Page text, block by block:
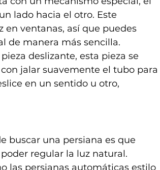
lado hacia el otro. Este
ventanas, así que puedes
de manera más sencilla.
deslizante, esta pieza se
jalar suavemente el tubo para
en un sentido u otro,
buscar una persiana es que
regular la luz natural.
las persianas automáticas estilo